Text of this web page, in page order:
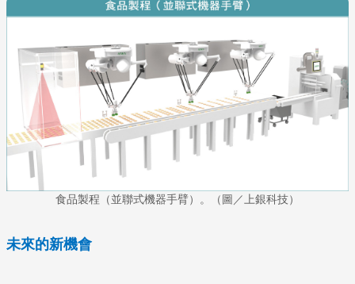
食品製程（並聯式機器手臂）。（圖／上銀科技）
未來的新機會